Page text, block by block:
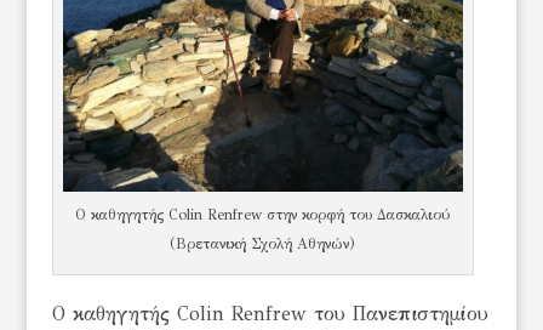
Ο καθηγητής Colin Renfrew στην κορφή του Δασκαλιού
(Βρετανική Σχολή Αθηνών)
Ο καθηγητής Colin Renfrew του Πανεπιστημίου